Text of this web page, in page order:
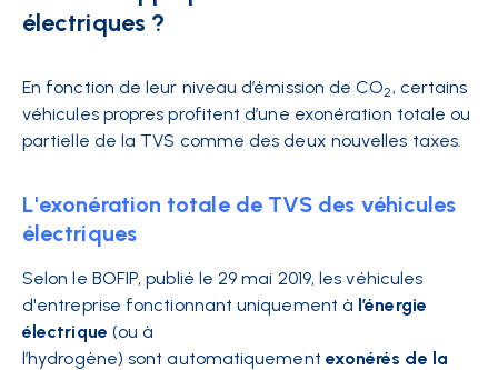
électriques ?
En fonction de leur niveau d’émission de CO2, certains
véhicules propres profitent d’une exonération totale ou
partielle de la TVS comme des deux nouvelles taxes.
L'exonération totale de TVS des véhicules
électriques
Selon le BOFIP, publié le 29 mai 2019, les véhicules
d'entreprise fonctionnant uniquement à l’énergie
électrique (ou à
l’hydrogène) sont automatiquement exonérés de la